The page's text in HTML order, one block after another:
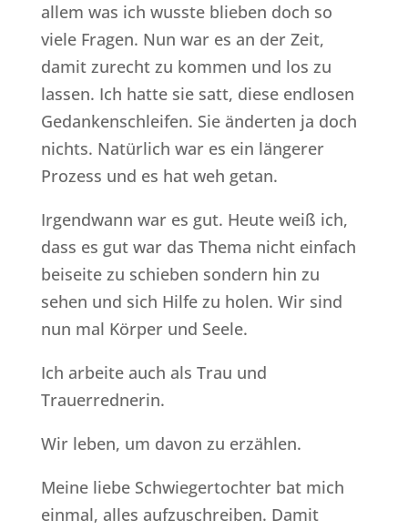
allem was ich wusste blieben doch so
viele Fragen. Nun war es an der Zeit,
damit zurecht zu kommen und los zu
lassen. Ich hatte sie satt, diese endlosen
Gedankenschleifen. Sie änderten ja doch
nichts. Natürlich war es ein längerer
Prozess und es hat weh getan.
Irgendwann war es gut. Heute weiß ich,
dass es gut war das Thema nicht einfach
beiseite zu schieben sondern hin zu
sehen und sich Hilfe zu holen. Wir sind
nun mal Körper und Seele.
Ich arbeite auch als Trau und
Trauerrednerin.
Wir leben, um davon zu erzählen.
Meine liebe Schwiegertochter bat mich
einmal, alles aufzuschreiben. Damit